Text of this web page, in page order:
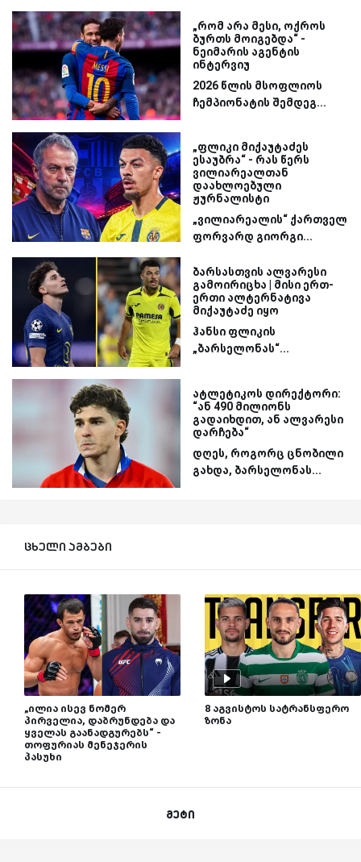
„რომ არა მესი, ოქროს
ბურთს მოიგებდა“ -
ნეიმარის აგენტის
ინტერვიუ
2026 წლის მსოფლიოს
ჩემპიონატის შემდეგ...
„ფლიკი მიქაუტაძეს
ესაუბრა“ - რას წერს
ვილიარეალთან
დაახლოებული
ჟურნალისტი
„ვილიარეალის“ ქართველ
ფორვარდ გიორგი...
ბარსასთვის ალვარესი
გამოირიცხა | მისი ერთ-
ერთი ალტერნატივა
მიქაუტაძე იყო
ჰანსი ფლიკის
„ბარსელონას“...
ატლეტიკოს დირექტორი:
“ან 490 მილიონს
გადაიხდით, ან ალვარესი
დარჩება“
დღეს, როგორც ცნობილი
გახდა, ბარსელონას...
ცხელი ამბები
„ილია ისევ ნომერ
პირველია, დაბრუნდება და
ყველას გაანადგურებს“ -
თოფურიას მენეჯერის
პასუხი
8 აგვისტოს სატრანსფერო
ზონა
მეტი